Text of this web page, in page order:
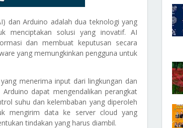
dan Arduino adalah dua teknologi yang
menciptakan solusi yang inovatif. AI
dan membuat keputusan secara
yang memungkinkan pengguna untuk
menerima input dari lingkungan dan
dapat mengendalikan perangkat
suhu dan kelembaban yang diperoleh
mengirim data ke server cloud yang
tindakan yang harus diambil.